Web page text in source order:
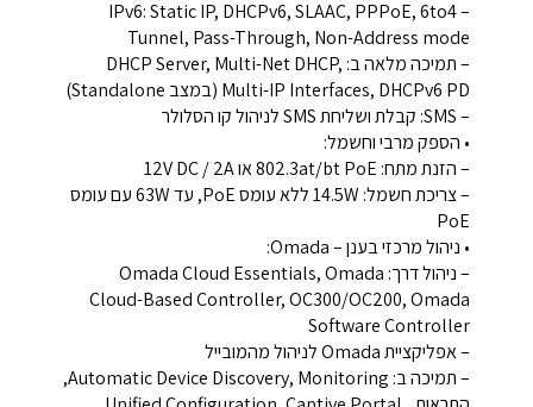
– IPv6: Static IP, DHCPv6, SLAAC, PPPoE, 6to4
Tunnel, Pass-Through, Non-Address mode
– תמיכה מלאה ב: DHCP Server, Multi-Net DHCP,
Multi-IP Interfaces, DHCPv6 PD (במצב Standalone)
– SMS: קבלת ושליחת SMS לניהול קו הסלולר
• הספק מרבי וחשמל:
– הזנת מתח: ‎802.3at/bt PoE‎ או ‎12V DC / 2A‎
– צריכת חשמל: ‎14.5W‎ ללא עומס PoE, עד ‎63W‎ עם עומס
PoE
• ניהול מרכזי בענן – Omada:
– ניהול דרך: Omada Cloud Essentials, Omada
Cloud-Based Controller, OC300/OC200, Omada
Software Controller
– אפליקציית Omada לניהול מהמובייל
– תמיכה ב: Automatic Device Discovery, Monitoring,